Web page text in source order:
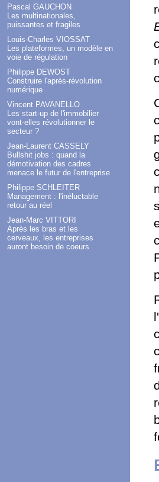
Pascal GAUCHON
Les multinationales,
puissantes et fragiles
Louis-Charles VIOSSAT
Les plateformes, un modèle en
voie de régulation
Philippe DEWOST
Construire l'après-révolution
numérique
Vincent PAVANELLO
Les start-up de l'immobilier
vont-elles révolutionner le
secteur ?
Jean-Laurent CASSELY
Bullshit jobs : quand la
démotivation des cadres
menace le futur de l'entreprise
Philippe SCHLEITER
Management : l'inéluctable
retour au réel
Jean-Marc VITTORI
Après les bras et les
cerveaux, les entreprises
auront besoin de coeurs